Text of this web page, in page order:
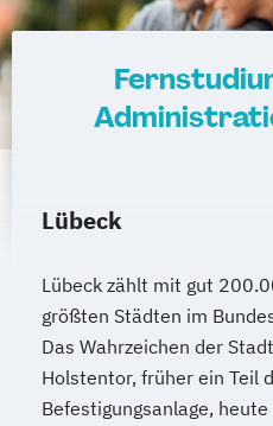
Lübeck
Lübeck zählt mit gut
größten Städten im
Das Wahrzeichen der
Holstentor, früher ein Teil
Befestigungsanlage,